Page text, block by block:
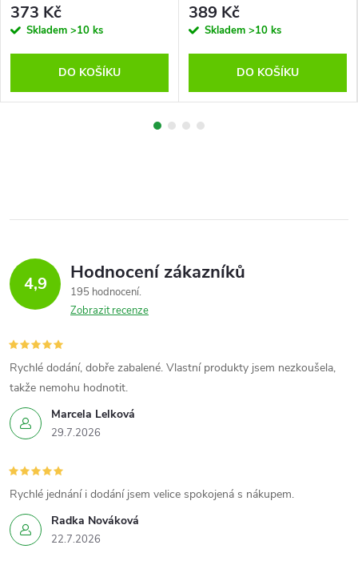
373 Kč
Skladem >10 ks
DO KOŠÍKU
389 Kč
Skladem >10 ks
DO KOŠÍKU
4,9 Hodnocení zákazníků
195 hodnocení
Zobrazit recenze
Marcela Lelková
29.7.2026
Rychlé dodání, dobře zabalené. Vlastní produkty jsem nezkoušela,
takže nemohu hodnotit.
Radka Nováková
22.7.2026
Rychlé jednání i dodání jsem velice spokojená s nákupem.